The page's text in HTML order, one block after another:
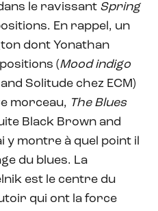
le ravissant Spring
En rappel, un
dont Yonathan
(Mood indigo
Solitude chez ECM)
morceau, The Blues
Black Brown and
y montre à quel point il
du blues. La
est le centre du
qui ont la force